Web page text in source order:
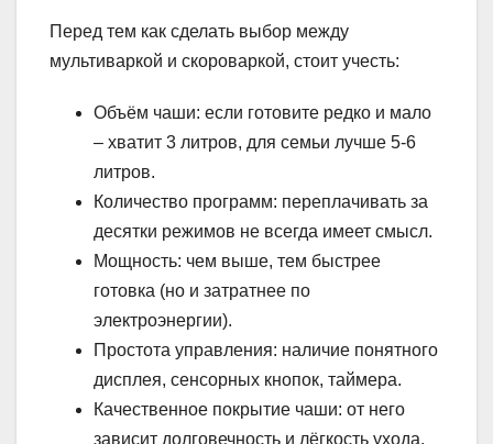
Перед тем как сделать выбор между
мультиваркой и скороваркой, стоит учесть:
Объём чаши: если готовите редко и мало
– хватит 3 литров, для семьи лучше 5-6
литров.
Количество программ: переплачивать за
десятки режимов не всегда имеет смысл.
Мощность: чем выше, тем быстрее
готовка (но и затратнее по
электроэнергии).
Простота управления: наличие понятного
дисплея, сенсорных кнопок, таймера.
Качественное покрытие чаши: от него
зависит долговечность и лёгкость ухода.